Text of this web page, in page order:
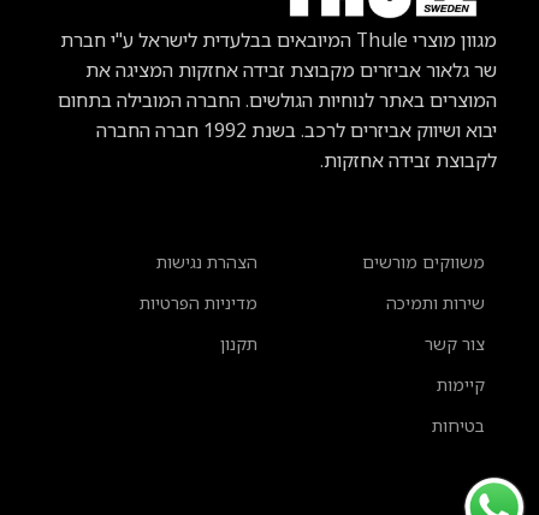
מגוון מוצרי Thule
המיובאים בבלעדית לישראל ע"י חברת
שר גלאור אביזרים מקבוצת זבידה אחזקות המציגה את
המוצרים באתר לנוחיות הגולשים. החברה המובילה בתחום
יבוא ושיווק אביזרים לרכב.
בשנת 1992 חברה החברה
לקבוצת זבידה אחזקות.
משווקים מורשים
שירות ותמיכה
צור קשר
קיימות
בטיחות
הצהרת נגישות
מדיניות הפרטיות
תקנון